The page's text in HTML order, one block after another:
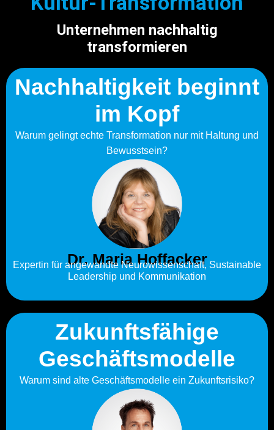
Unternehmen nachhaltig
transformieren
Nachhaltigkeit beginnt
im Kopf
Warum gelingt echte Transformation nur mit Haltung und
Bewusstsein?
Dr. Maria Hoffacker
Expertin für angewandte Neurowissenschaft, Sustainable
Leadership und Kommunikation
Zukunftsfähige
Geschäftsmodelle
Warum sind alte Geschäftsmodelle ein Zukunftsrisiko?